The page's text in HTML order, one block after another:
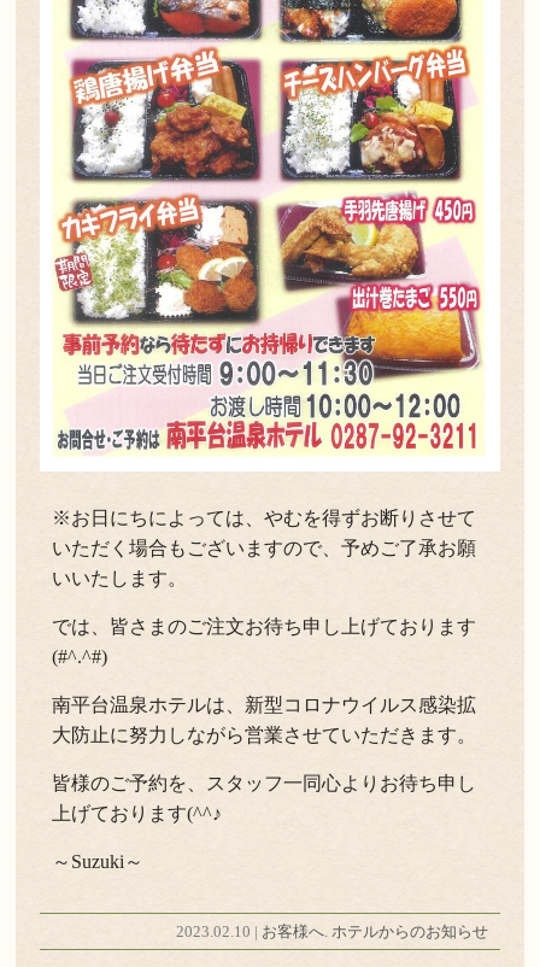
※お日にちによっては、やむを得ずお断りさせて
いただく場合もございますので、予めご了承お願
いいたします。
では、皆さまのご注文お待ち申し上げております
(#^.^#)
南平台温泉ホテルは、新型コロナウイルス感染拡
大防止に努力しながら営業させていただきます。
皆様のご予約を、スタッフ一同心よりお待ち申し
上げております(^^♪
～Suzuki～
2023.02.10 | お客様へ. ホテルからのお知らせ